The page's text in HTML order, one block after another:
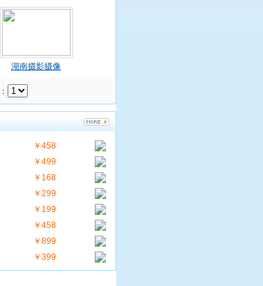
湖南摄影摄像
￥458
￥499
￥168
￥299
￥199
￥458
￥899
￥399